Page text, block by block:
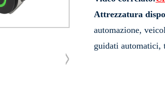
Attrezzatura
automazione,
guidati automatici,